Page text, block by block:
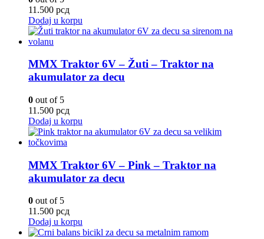
11.500 рсд
Dodaj u korpu
MMX Traktor 6V – Žuti – Traktor na
akumulator za decu
0 out of 5
11.500 рсд
Dodaj u korpu
MMX Traktor 6V – Pink – Traktor na
akumulator za decu
0 out of 5
11.500 рсд
Dodaj u korpu